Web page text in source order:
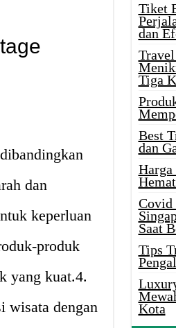
dan
keperluan
produk
yang kuat.4.
wisata dengan
Tiket
dan
Tiga
Best
dan
Covid
Saat
Tips
Kota